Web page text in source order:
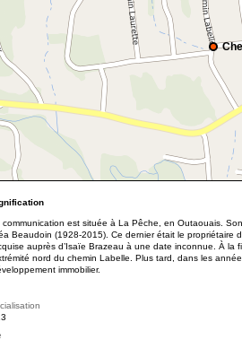
est située à La Pêche, en Outaouais.
Beaudoin (1928-2015). Ce dernier était le propriétaire
auprès d’Isaïe Brazeau à une date inconnue. À
nord du chemin Labelle. Plus tard, dans les
immobilier.